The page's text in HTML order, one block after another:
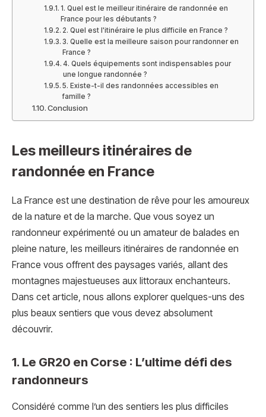
1. Quel est le meilleur itinéraire de randonnée en
France pour les débutants ?
2. Quel est l'itinéraire le plus difficile en France ?
3. Quelle est la meilleure saison pour randonner en
France ?
4. Quels équipements sont indispensables pour
une longue randonnée ?
5. Existe-t-il des randonnées accessibles en
famille ?
Conclusion
Les meilleurs itinéraires de
randonnée en France
La France est une destination de rêve pour les amoureux
de la nature et de la marche. Que vous soyez un
randonneur expérimenté ou un amateur de balades en
pleine nature, les meilleurs itinéraires de randonnée en
France vous offrent des paysages variés, allant des
montagnes majestueuses aux littoraux enchanteurs.
Dans cet article, nous allons explorer quelques-uns des
plus beaux sentiers que vous devez absolument
découvrir.
1. Le GR20 en Corse : L’ultime défi des
randonneurs
Considéré comme l’un des sentiers les plus difficiles